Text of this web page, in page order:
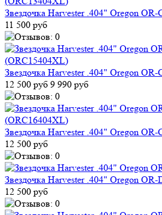
Звездочка Harvester .404" Oregon
11 500 руб
Звездочка Harvester .404" Oregon
12 500 руб 9 990 руб
Звездочка Harvester .404" Oregon
12 500 руб
Звездочка Harvester .404" Oregon OR-
12 500 руб